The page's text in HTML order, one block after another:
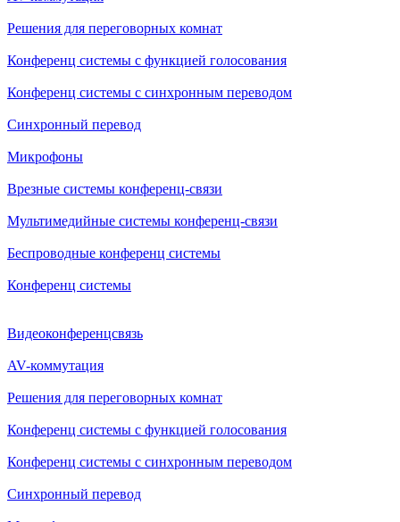
Решения для переговорных комнат
Конференц системы с функцией голосования
Конференц системы с синхронным переводом
Синхронный перевод
Микрофоны
Врезные системы конференц-связи
Мультимедийные системы конференц-связи
Беспроводные конференц системы
Конференц системы
Видеоконференцсвязь
AV-коммутация
Решения для переговорных комнат
Конференц системы с функцией голосования
Конференц системы с синхронным переводом
Синхронный перевод